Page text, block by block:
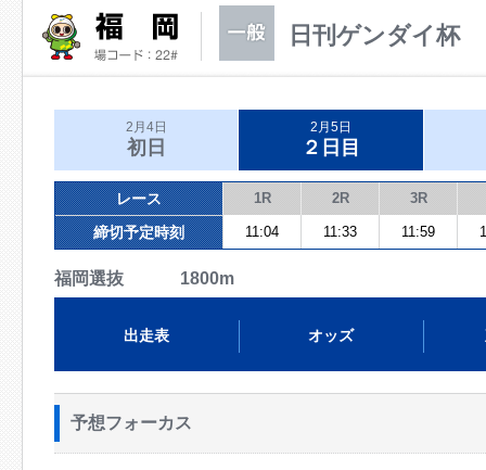
日刊ゲンダイ杯
2月4日
初日
2月5日
２日目
レース 1R 2R 3R
締切予定時刻 11:04 11:33 11:59
福岡選抜 1800m
出走表 オッズ
予想フォーカス